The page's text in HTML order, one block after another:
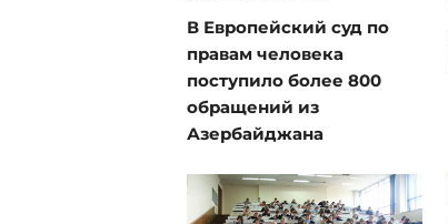
В Европейский суд по
правам человека
поступило более 800
обращений из
Азербайджана